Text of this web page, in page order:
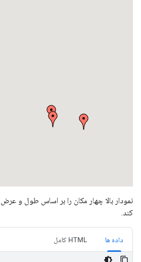
نمودار بالا چهار مکان را بر اساس طول و
کند.
داده ها HTML کامل